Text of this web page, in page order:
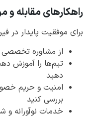
راهکارهای مقابله و
برای موفقیت پایدار در
از مشاوره تخصصی
تیم‌ها را آموزش
دهید
امنیت و حریم
بررسی کنید
خدمات نوآورانه